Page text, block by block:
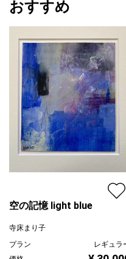
おすすめ
空の記憶 light blue
寺床まり子
プラン
レギュラ